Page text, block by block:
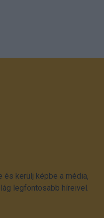
és kerülj képbe a média,
legfontosabb híreivel.